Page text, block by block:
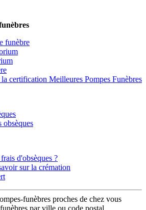
funèbre
certification Meilleures Pompes Funèbres
obsèques
d'obsèques ?
sur la crémation
funèbres proches de chez vous
par ville ou code postal